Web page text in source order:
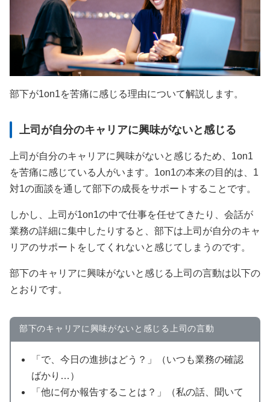
部下が1on1を苦痛に感じる理由について解説します。
上司が自分のキャリアに興味がないと感じる
上司が自分のキャリアに興味がないと感じるため、1on1
を苦痛に感じている人がいます。1on1の本来の目的は、1
対1の面談を通して部下の成長をサポートすることです。
しかし、上司が1on1の中で仕事を任せてきたり、会話が
業務の詳細に集中したりすると、部下は上司が自分のキャ
リアのサポートをしてくれないと感じてしまうのです。
部下のキャリアに興味がないと感じる上司の言動は以下の
とおりです。
部下のキャリアに興味がないと感じる上司の言動
「で、今日の進捗はどう？」（いつも業務の確認
ばかり…）
「他に何か報告することは？」（私の話、聞いて